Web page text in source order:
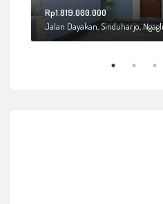
Rp1.819.000.000